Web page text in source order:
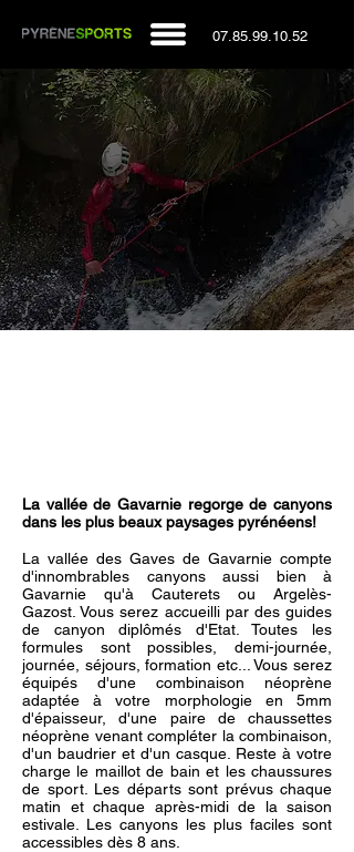
07.85.99.10.52
La vallée de Gavarnie regorge de canyons
dans les plus beaux paysages pyrénéens!
La vallée des Gaves de Gavarnie compte
d'innombrables canyons aussi bien à
Gavarnie qu'à Cauterets ou Argelès-
Gazost. Vous serez accueilli par des guides
de canyon diplômés d'Etat. Toutes les
formules sont possibles, demi-journée,
journée, séjours, formation etc... Vous serez
équipés d'une combinaison néoprène
adaptée à votre morphologie en 5mm
d'épaisseur, d'une paire de chaussettes
néoprène venant compléter la combinaison,
d'un baudrier et d'un casque. Reste à votre
charge le maillot de bain et les chaussures
de sport. Les départs sont prévus chaque
matin et chaque après-midi de la saison
estivale. Les canyons les plus faciles sont
accessibles dès 8 ans.